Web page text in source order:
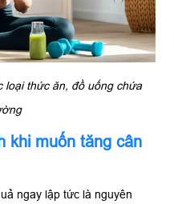
loại thức ăn, đồ uống chứa
khi muốn tăng cân
ngay lập tức là nguyên